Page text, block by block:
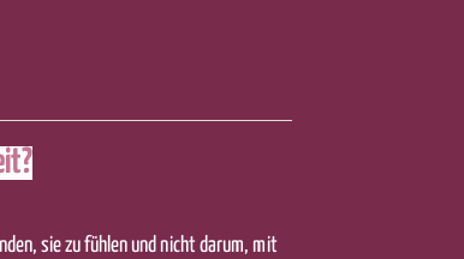
sie zu fühlen und nicht darum, mit